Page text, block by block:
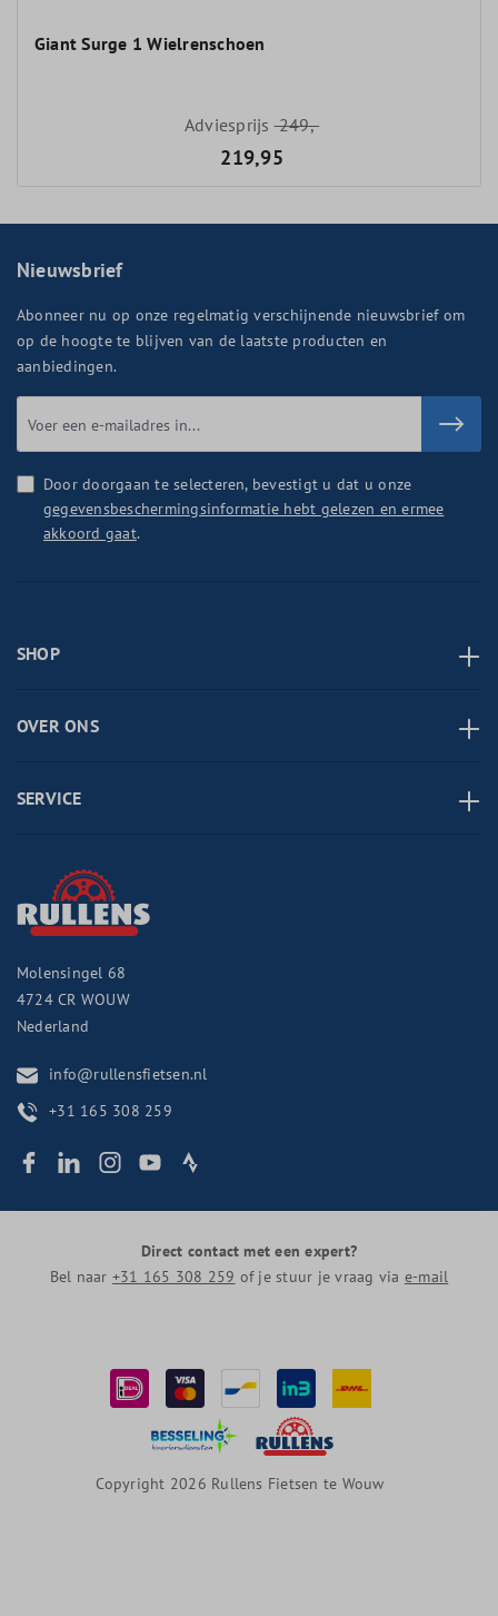
Giant Surge 1 Wielrenschoen
Adviesprijs249,-
219,95
Nieuwsbrief
Abonneer nu op onze regelmatig verschijnende nieuwsbrief om
op de hoogte te blijven van de laatste producten en
aanbiedingen.
Door doorgaan te selecteren, bevestigt u dat u onze
gegevensbeschermingsinformatie hebt gelezen en ermee
akkoord gaat.
SHOP
OVER ONS
SERVICE
Molensingel 68
4724 CR WOUW
Nederland
info@rullensfietsen.nl
+31 165 308 259
Direct contact met een expert?
Bel naar +31 165 308 259 of je stuur je vraag via e-mail
Copyright 2026 Rullens Fietsen te Wouw